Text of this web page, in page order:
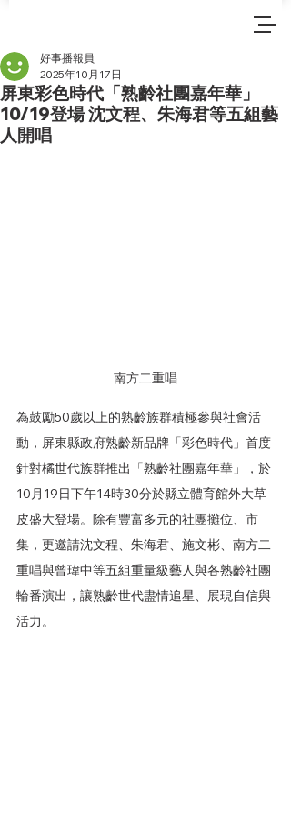
屏東彩色時代「熟齡社團嘉年華」
10/19登場 沈文程、朱海君等五組藝
人開唱
好事播報員
2025年10月17日
南方二重唱
為鼓勵50歲以上的熟齡族群積極參與社會活
動，屏東縣政府熟齡新品牌「彩色時代」首度
針對橘世代族群推出「熟齡社團嘉年華」，於
10月19日下午14時30分於縣立體育館外大草
皮盛大登場。除有豐富多元的社團攤位、市
集，更邀請沈文程、朱海君、施文彬、南方二
重唱與曾瑋中等五組重量級藝人與各熟齡社團
輪番演出，讓熟齡世代盡情追星、展現自信與
活力。